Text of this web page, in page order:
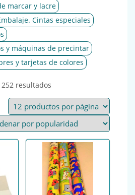
marcar y lacre
Cintas especiales
y máquinas de precintar
y tarjetas de colores
resultados